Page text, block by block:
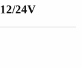
12/24V